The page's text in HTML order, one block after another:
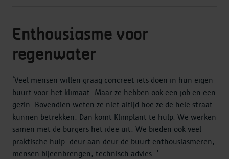
Enthousiasme voor
regenwater
‘Veel mensen willen graag concreet iets doen in hun eigen
buurt voor het klimaat. Maar ze hebben ook een job en een
gezin. Bovendien weten ze niet altijd hoe ze de hele straat
kunnen betrekken. Dan komt Klimplant te hulp. We werken
samen met de burgers het idee uit. We bieden ook veel
praktische hulp: deur-aan-deur de buurt enthousiasmeren,
mensen bijeenbrengen, technisch advies…’